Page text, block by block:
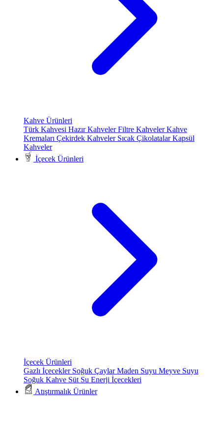
Kahve Ürünleri
Türk Kahvesi Hazır KahvelerFiltre KahvelerKahve
Kremaları Çekirdek Kahveler Sıcak ÇikolatalarKapsül
Kahveler
İçecek Ürünleri
İçecek Ürünleri
Gazlı İçecekler Soğuk ÇaylarMaden Suyu Meyve Suyu
Soğuk Kahve Süt Su Enerji İçecekleri
Atıştırmalık Ürünler